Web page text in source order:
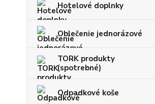
Hotelové doplnky
Oblečenie jednorázové
TORK produkty
(spotrebné)
Odpadkové koše